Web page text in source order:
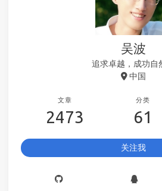
吴波
追求卓越，成功自
中国
文章
2473
分类
61
关注我